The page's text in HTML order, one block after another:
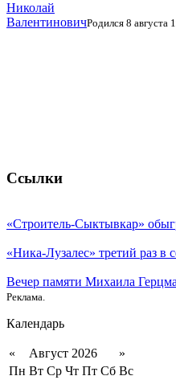
Николай
ВалентиновичРодился 8 августа
Ссылки
«Строитель-Сыктывкар»
«Ника-Лузалес» третий раз
Вечер памяти Михаила
Реклама.
Календарь
« Август 2026
»
Пн Вт Ср Чт Пт Сб Вс